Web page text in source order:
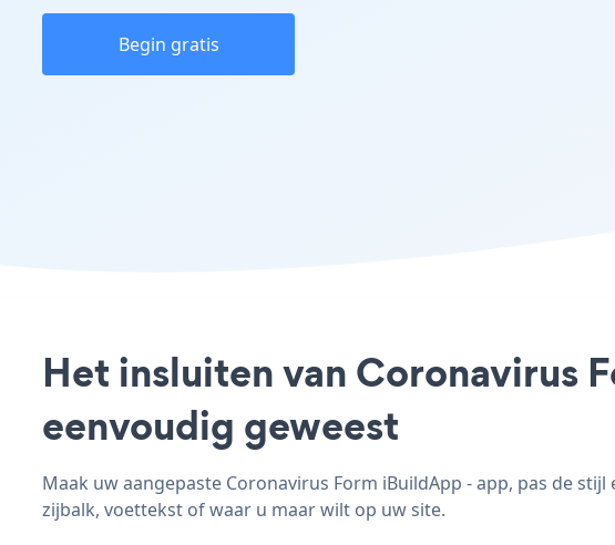
Begin gratis
Het insluiten van Coronavirus
eenvoudig geweest
Maak uw aangepaste Coronavirus Form iBuildApp - app, pas de
zijbalk, voettekst of waar u maar wilt op uw site.